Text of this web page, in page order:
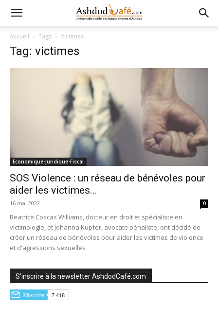
Accueil Tags Victimes
Tag: victimes
Economique-Juridique-Fiscal
SOS Violence : un réseau de bénévoles pour
aider les victimes...
16 mai 2022 0
Beatrice Coscas Williams, docteur en droit et spécialiste en
victimologie, et Johanna Kupfer, avocate pénaliste, ont décidé de
créer un réseau de bénévoles pour aider les victimes de violence
et d'agressions sexuelles
S'inscrire à la newsletter AshdodCafé.com